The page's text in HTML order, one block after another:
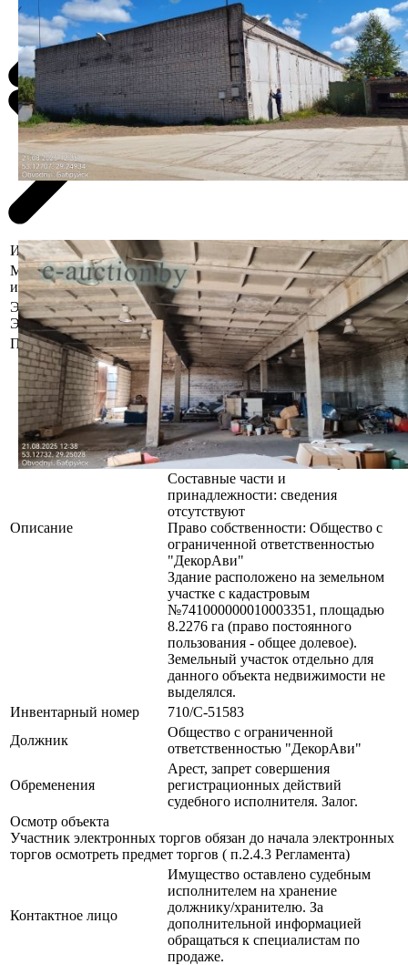
Информация о предмете торгов
Местоположение
имущества
Могилёвская область, Бобруйский
р-н, г. Бобруйск, ул. Кирова д.1Д/8
Этажность сооружения /
Этаж
1 / 1
Площадь общая (кв.м.)
773.3
Описание
Сведения о капитальном строении
из ЕГРНИ
Наименование: Хранилище
Назначение: Здание
специализированное складов,
торговых баз, баз материально-
технического снабжения, хранилищ
Составные части и
принадлежности: сведения
отсутствуют
Право собственности: Общество с
ограниченной ответственностью
"ДекорАви"
Здание расположено на земельном
участке с кадастровым
№741000000010003351, площадью
8.2276 га (право постоянного
пользования - общее долевое).
Земельный участок отдельно для
данного объекта недвижимости не
выделялся.
Инвентарный номер
710/С-51583
Должник
Общество с ограниченной
ответственностью "ДекорАви"
Обременения
Арест, запрет совершения
регистрационных действий
судебного исполнителя. Залог.
Осмотр объекта
Участник электронных торгов обязан до начала электронных
торгов осмотреть предмет торгов ( п.2.4.3 Регламента)
Контактное лицо
Имущество оставлено судебным
исполнителем на хранение
должнику/хранителю. За
дополнительной информацией
обращаться к специалистам по
продаже.